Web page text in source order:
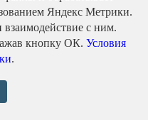
Заочно / С практикой
Яндекс Метрики.
взаимодействие с ним.
кнопку ОК. Условия
.